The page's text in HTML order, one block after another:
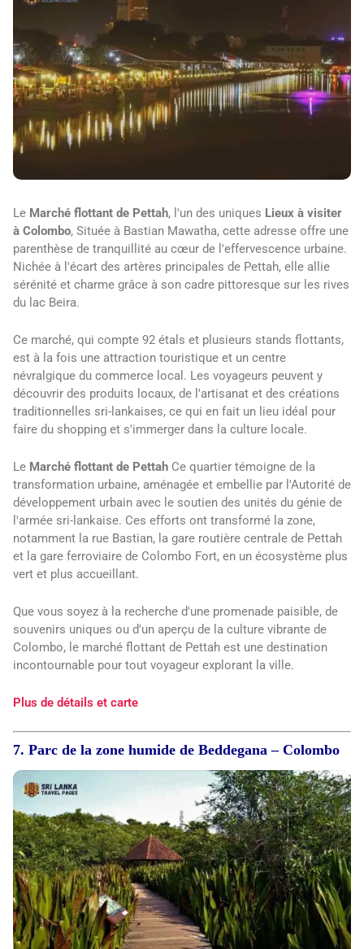
Le Marché flottant de Pettah, l'un des uniques Lieux à visiter
à Colombo, Située à Bastian Mawatha, cette adresse offre une
parenthèse de tranquillité au cœur de l'effervescence urbaine.
Nichée à l'écart des artères principales de Pettah, elle allie
sérénité et charme grâce à son cadre pittoresque sur les rives
du lac Beira.
Ce marché, qui compte 92 étals et plusieurs stands flottants,
est à la fois une attraction touristique et un centre
névralgique du commerce local. Les voyageurs peuvent y
découvrir des produits locaux, de l'artisanat et des créations
traditionnelles sri-lankaises, ce qui en fait un lieu idéal pour
faire du shopping et s'immerger dans la culture locale.
Le Marché flottant de Pettah Ce quartier témoigne de la
transformation urbaine, aménagée et embellie par l'Autorité de
développement urbain avec le soutien des unités du génie de
l'armée sri-lankaise. Ces efforts ont transformé la zone,
notamment la rue Bastian, la gare routière centrale de Pettah
et la gare ferroviaire de Colombo Fort, en un écosystème plus
vert et plus accueillant.
Que vous soyez à la recherche d'une promenade paisible, de
souvenirs uniques ou d'un aperçu de la culture vibrante de
Colombo, le marché flottant de Pettah est une destination
incontournable pour tout voyageur explorant la ville.
Plus de détails et carte
7. Parc de la zone humide de Beddegana – Colombo